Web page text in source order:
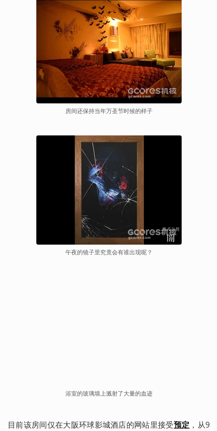
房间还保持当年万圣节时候的样子
午夜的镜子里究竟会有谁出现呢？
浴室的玻璃墙上溅射了大量的血迹
目前该房间仅在大阪环球影城酒店的网站里接受预定 ，从9